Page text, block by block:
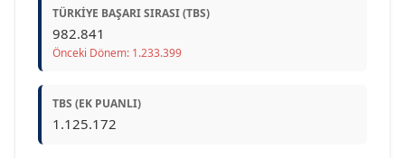
TÜRKIYE BAŞARI SIRASI (TBS)
982.841
Önceki Dönem: 1.233.399
TBS (EK PUANLI)
1.125.172